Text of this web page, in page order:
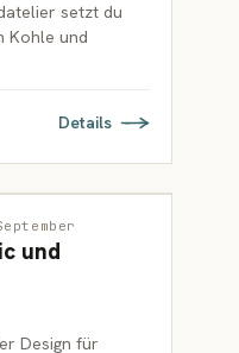
setzt du
Kohle und
Details
und
Design für